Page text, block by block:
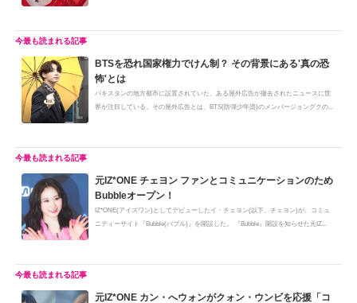
BTSを恐れ国家権力でけん制？ その背景にある'真の恐
怖'とは
パキスタンの地方都市に設置されていた、ある屋外広告が撤去されたニュースに世
界が注目している。その屋外広告とは、BTS(防弾少年団)のメンバージョングクの...
元IZ*ONE チェヨン ファンとコミュニケーションのため
Bubbleオープン！
IZ*ONE(アイズワン)としてデビューしたイ・チェヨン(以下、チェヨン)が、コミュ
ニティーサイト『Bubble(バブル)』を開設した。 『Bubble』開設を知らせた元IZ...
元IZ*ONE カン・へウォンがクォン・ウンビを応援「コ